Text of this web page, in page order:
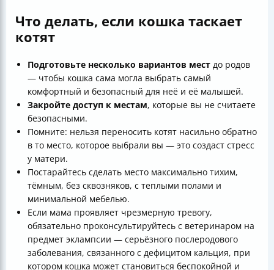
Что делать, если кошка таскает
котят
Подготовьте несколько вариантов мест до родов
— чтобы кошка сама могла выбрать самый
комфортный и безопасный для неё и её малышей.
Закройте доступ к местам, которые вы не считаете
безопасными.
Помните: нельзя переносить котят насильно обратно
в то место, которое выбрали вы — это создаст стресс
у матери.
Постарайтесь сделать место максимально тихим,
тёмным, без сквозняков, с теплыми полами и
минимальной мебелью.
Если мама проявляет чрезмерную тревогу,
обязательно проконсультируйтесь с ветеринаром на
предмет эклампсии — серьёзного послеродового
заболевания, связанного с дефицитом кальция, при
котором кошка может становиться беспокойной и